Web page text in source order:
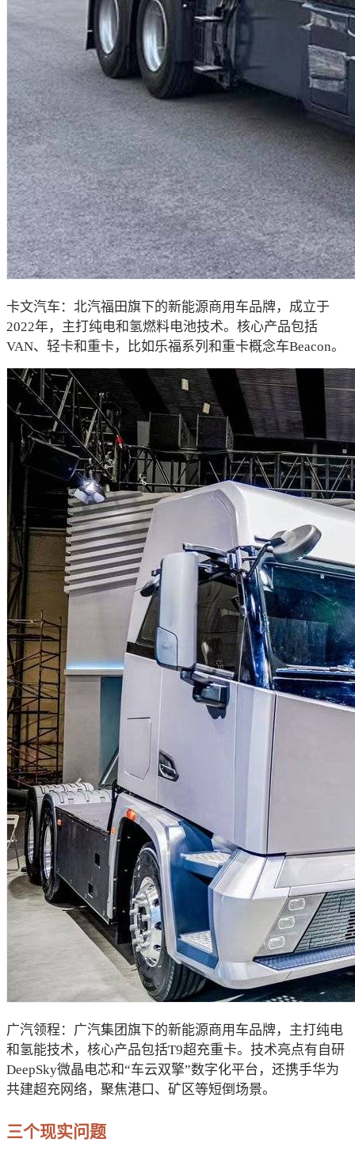
卡文汽车：北汽福田旗下的新能源商用车品牌，成立于
2022年，主打纯电和氢燃料电池技术。核心产品包括
VAN、轻卡和重卡，比如乐福系列和重卡概念车Beacon。
广汽领程：广汽集团旗下的新能源商用车品牌，主打纯电
和氢能技术，核心产品包括T9超充重卡。技术亮点有自研
DeepSky微晶电芯和“车云双擎”数字化平台，还携手华为
共建超充网络，聚焦港口、矿区等短倒场景。
三个现实问题